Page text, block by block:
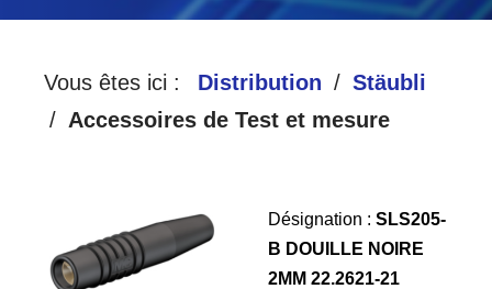
Vous êtes ici : Distribution
Stäubli
Accessoires de Test et mesure
Désignation : SLS205-
B DOUILLE NOIRE
2MM 22.2621-21